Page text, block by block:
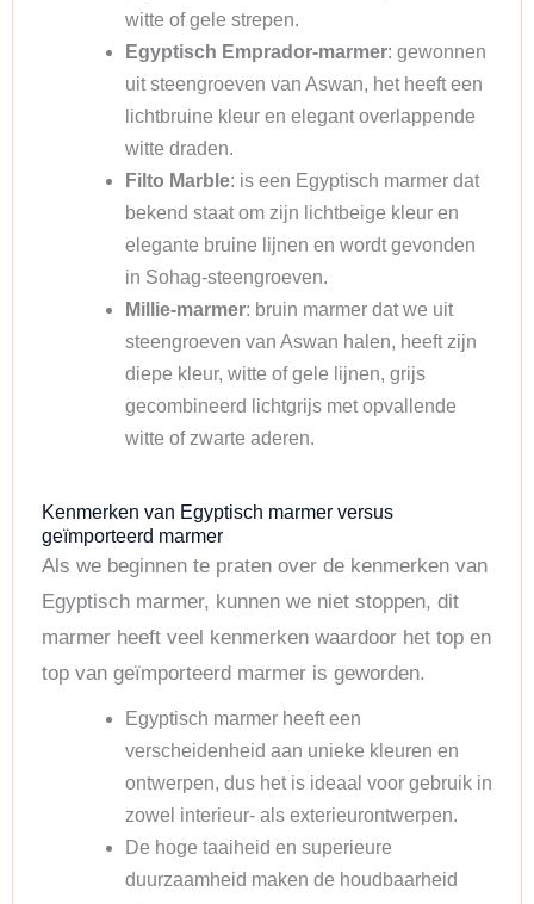
witte of gele strepen.
Egyptisch Emprador-marmer: gewonnen
uit steengroeven van Aswan, het heeft een
lichtbruine kleur en elegant overlappende
witte draden.
Filto Marble: is een Egyptisch marmer dat
bekend staat om zijn lichtbeige kleur en
elegante bruine lijnen en wordt gevonden
in Sohag-steengroeven.
Millie-marmer: bruin marmer dat we uit
steengroeven van Aswan halen, heeft zijn
diepe kleur, witte of gele lijnen, grijs
gecombineerd lichtgrijs met opvallende
witte of zwarte aderen.
Kenmerken van Egyptisch marmer versus
geïmporteerd marmer
Als we beginnen te praten over de kenmerken van
Egyptisch marmer, kunnen we niet stoppen, dit
marmer heeft veel kenmerken waardoor het top en
top van geïmporteerd marmer is geworden.
Egyptisch marmer heeft een
verscheidenheid aan unieke kleuren en
ontwerpen, dus het is ideaal voor gebruik in
zowel interieur- als exterieurontwerpen.
De hoge taaiheid en superieure
duurzaamheid maken de houdbaarheid